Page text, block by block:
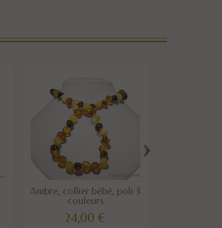
Ambre, collier bébé, poli 3
couleurs
24,00 €
›